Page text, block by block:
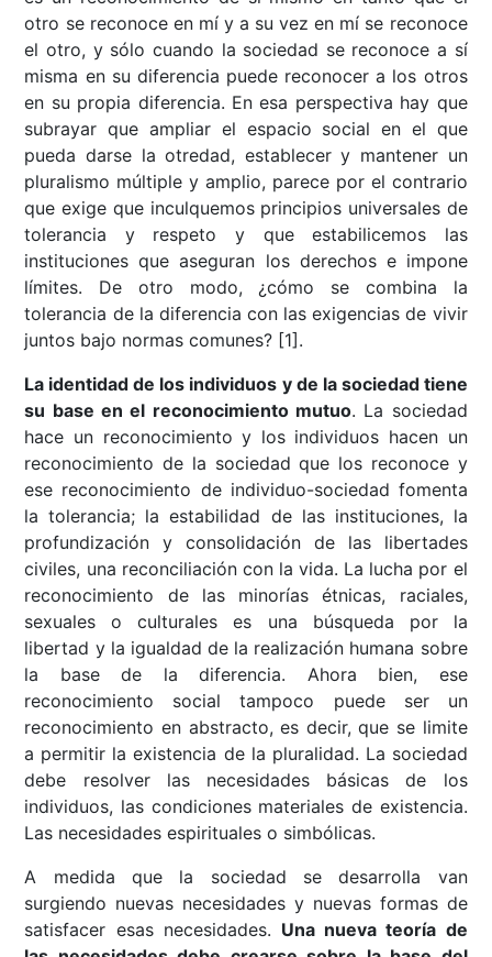
otro se reconoce en mí y a su vez en mí se reconoce
el otro, y sólo cuando la sociedad se reconoce a sí
misma en su diferencia puede reconocer a los otros
en su propia diferencia. En esa perspectiva hay que
subrayar que ampliar el espacio social en el que
pueda darse la otredad, establecer y mantener un
pluralismo múltiple y amplio, parece por el contrario
que exige que inculquemos principios universales de
tolerancia y respeto y que estabilicemos las
instituciones que aseguran los derechos e impone
límites. De otro modo, ¿cómo se combina la
tolerancia de la diferencia con las exigencias de vivir
juntos bajo normas comunes? [1].
La identidad de los individuos y de la sociedad tiene
su base en el reconocimiento mutuo. La sociedad
hace un reconocimiento y los individuos hacen un
reconocimiento de la sociedad que los reconoce y
ese reconocimiento de individuo-sociedad fomenta
la tolerancia; la estabilidad de las instituciones, la
profundización y consolidación de las libertades
civiles, una reconciliación con la vida. La lucha por el
reconocimiento de las minorías étnicas, raciales,
sexuales o culturales es una búsqueda por la
libertad y la igualdad de la realización humana sobre
la base de la diferencia. Ahora bien, ese
reconocimiento social tampoco puede ser un
reconocimiento en abstracto, es decir, que se limite
a permitir la existencia de la pluralidad. La sociedad
debe resolver las necesidades básicas de los
individuos, las condiciones materiales de existencia.
Las necesidades espirituales o simbólicas.
A medida que la sociedad se desarrolla van
surgiendo nuevas necesidades y nuevas formas de
satisfacer esas necesidades. Una nueva teoría de